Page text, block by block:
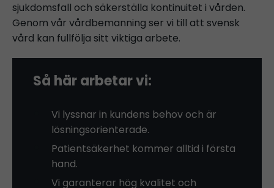
sjukdomsfall och säkerställa kontinuitet i vården.
Genom vår vårdbemanning ser vi till att svensk
vård kan fullfölja sitt viktiga arbete.
Så här arbetar vi:
Vi lyssnar in kundens behov och är
lösningsorienterade.
Patientsäkerhet kommer alltid i första
hand.
Vi garanterar hög kvalitet och